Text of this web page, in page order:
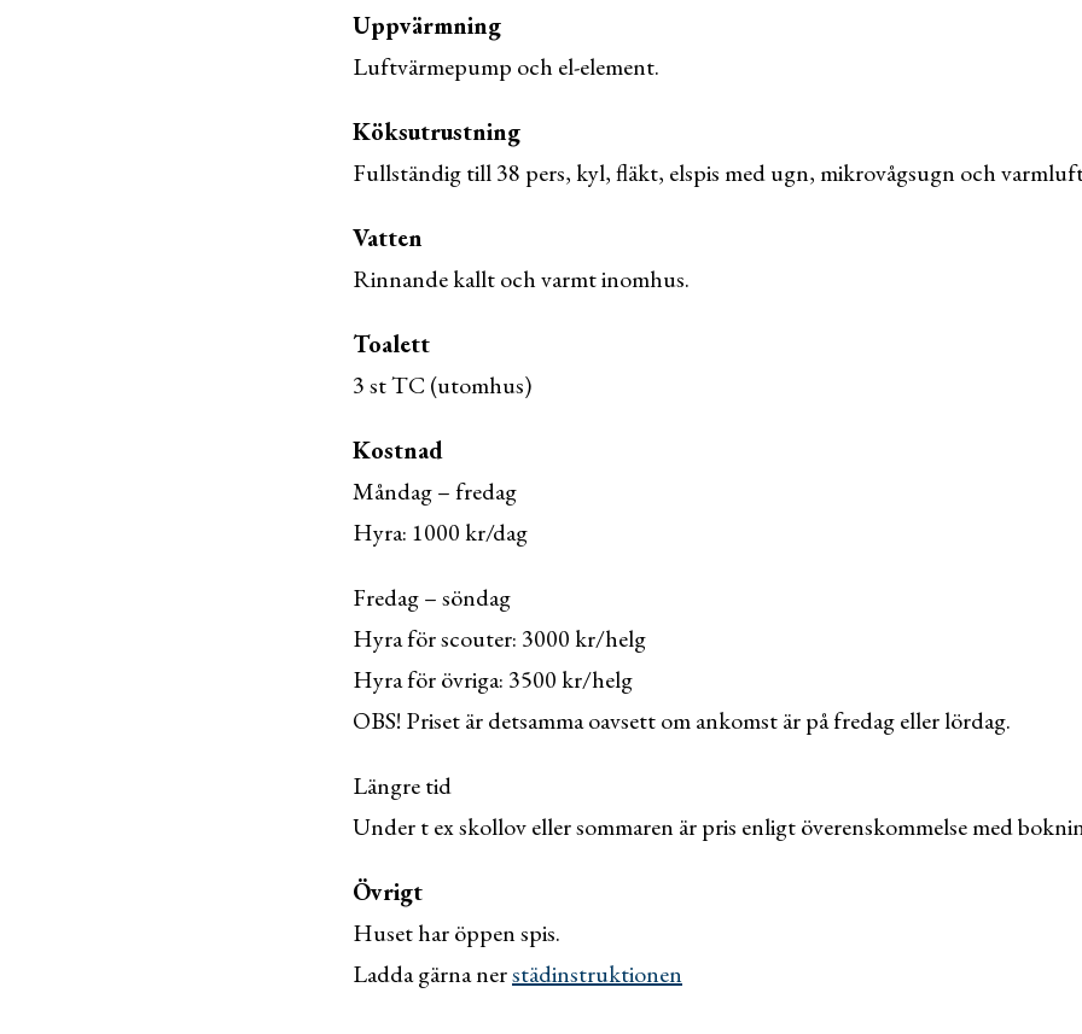
Uppvärmning
Luftvärmepump och el-element.
Köksutrustning
Fullständig till 38 pers, kyl, fläkt, elspis med ugn, mikrovågsugn och
Vatten
Rinnande kallt och varmt inomhus.
Toalett
3 st TC (utomhus)
Kostnad
Måndag – fredag
Hyra: 1000 kr/dag
Fredag – söndag
Hyra för scouter: 3000 kr/helg
Hyra för övriga: 3500 kr/helg
OBS! Priset är detsamma oavsett om ankomst är på fredag eller lördag.
Längre tid
Under t ex skollov eller sommaren är pris enligt överenskommelse med
Övrigt
Huset har öppen spis.
Ladda gärna nerstädinstruktionen